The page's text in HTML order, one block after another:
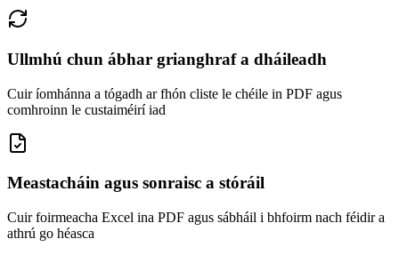
Ullmhú chun ábhar grianghraf a dháileadh
Cuir íomhánna a tógadh ar fhón cliste le chéile in PDF agus
comhroinn le custaiméirí iad
Meastacháin agus sonraisc a stóráil
Cuir foirmeacha Excel ina PDF agus sábháil i bhfoirm nach féidir a
athrú go héasca